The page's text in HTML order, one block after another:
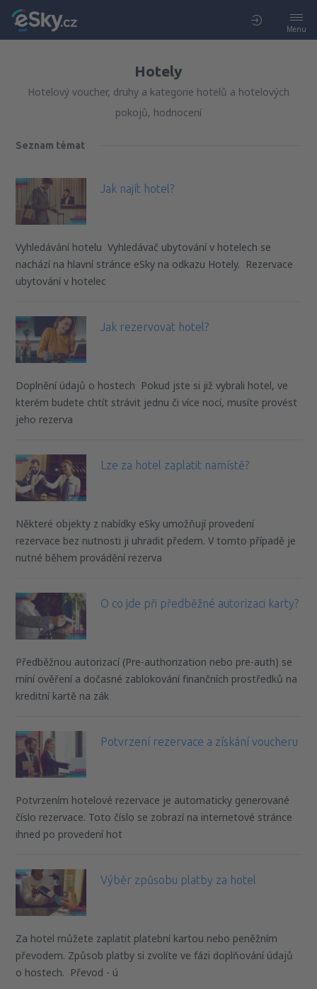
Menu
Hotely
Hotelový voucher, druhy a kategorie hotelů a hotelových
pokojů, hodnocení
Seznam témat
Jak najít hotel?
Vyhledávání hotelu Vyhledávač ubytování v hotelech se
nachází na hlavní stránce eSky na odkazu Hotely. Rezervace
ubytování v hotelec
Jak rezervovat hotel?
Doplnění údajů o hostech Pokud jste si již vybrali hotel, ve
kterém budete chtít strávit jednu či více nocí, musíte provést
jeho rezerva
Lze za hotel zaplatit namístě?
Některé objekty z nabídky eSky umožňují provedení
rezervace bez nutnosti ji uhradit předem. V tomto případě je
nutné během provádění rezerva
O co jde při předběžné autorizaci karty?
Předběžnou autorizací (Pre-authorization nebo pre-auth) se
míní ověření a dočasné zablokování finančních prostředků na
kreditní kartě na zák
Potvrzení rezervace a získání voucheru
Potvrzením hotelové rezervace je automaticky generované
číslo rezervace. Toto číslo se zobrazí na internetové stránce
ihned po provedení hot
Výběr způsobu platby za hotel
Za hotel můžete zaplatit platební kartou nebo peněžním
převodem. Způsob platby si zvolíte ve fázi doplňování údajů
o hostech. Převod - ú